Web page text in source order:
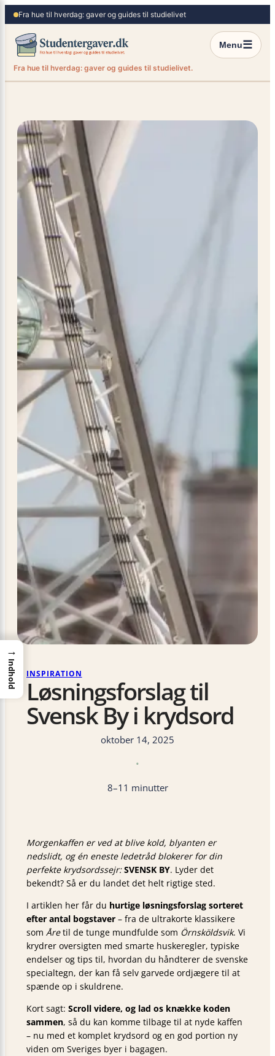
Spring
til
indhold
Fra hue til hverdag: gaver og guides til studielivet
Menu☰
Fra hue til hverdag: gaver og guides til studielivet.
INSPIRATION
Løsningsforslag til
Svensk By i krydsord
oktober 14, 2025
•
8–11 minutter
Morgenkaffen er ved at blive kold, blyanten er
nedslidt, og én eneste ledetråd blokerer for din
perfekte krydsordssejr: SVENSK BY. Lyder det
bekendt? Så er du landet det helt rigtige sted.
I artiklen her får du hurtige løsningsforslag sorteret
efter antal bogstaver – fra de ultrakorte klassikere
som Åretil de tunge mundfulde som Örnsköldsvik. Vi
krydrer oversigten med smarte huskeregler, typiske
endelser og tips til, hvordan du håndterer de svenske
specialtegn, der kan få selv garvede ordjægere til at
spænde op i skuldrene.
Kort sagt: Scroll videre, og lad os knække koden
sammen, så du kan komme tilbage til at nyde kaffen
– nu med et komplet krydsord og en god portion ny
viden om Sveriges byer i bagagen.
→
Indhold